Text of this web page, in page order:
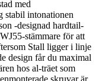
med
stabil intonationen
-designad hardtail-
stämmare för att
Stall ligger i linje
design får du maximal
hos al-träet som
skruvar är